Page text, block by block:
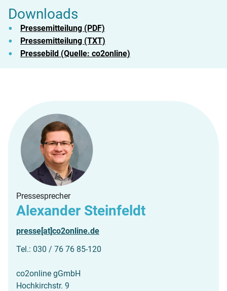
Downloads
Pressemitteilung (PDF)
Pressemitteilung (TXT)
Pressebild (Quelle: co2online)
Pressesprecher
Alexander Steinfeldt
presse[at]co2online.de
Tel.: 030 / 76 76 85-120
co2online gGmbH
Hochkirchstr. 9